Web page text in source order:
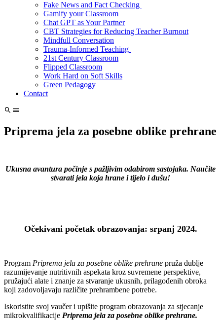
Fake News and Fact Checking
Gamify your Classroom
Chat GPT as Your Partner
CBT Strategies for Reducing Teacher Burnout
Mindfull Conversation
Trauma-Informed Teaching
21st Century Classroom
Flipped Classroom
Work Hard on Soft Skills
Green Pedagogy
Contact
Priprema jela za posebne oblike prehrane
Ukusna avantura počinje s pažljivim odabirom sastojaka. Naučite
stvarati jela koja hrane i tijelo i dušu!
Očekivani početak obrazovanja: srpanj 2024.
Program Priprema jela za posebne oblike prehrane pruža dublje
razumijevanje nutritivnih aspekata kroz suvremene perspektive,
pružajući alate i znanje za stvaranje ukusnih, prilagođenih obroka
koji zadovoljavaju različite prehrambene potrebe.
Iskoristite svoj vaučer i upišite program obrazovanja za stjecanje
mikrokvalifikacije Priprema jela za posebne oblike prehrane.